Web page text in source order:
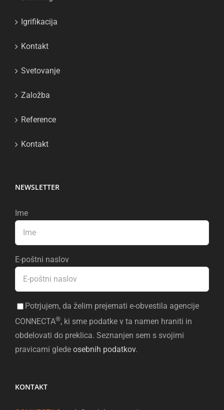
Igrifikacija
Kontakt
Svetovanje
Založba
Reference
Kontakt
NEWSLETTER
Ime
E-poštni naslov
Potrjujem, da želim prejemati e-obvestila agencije
CONNECTA®, ki sme podatke v ta namen hraniti in
obdelovati do preklica. Seznanjen sem s svojimi
pravicami glede osebnih podatkov.
KONTAKT